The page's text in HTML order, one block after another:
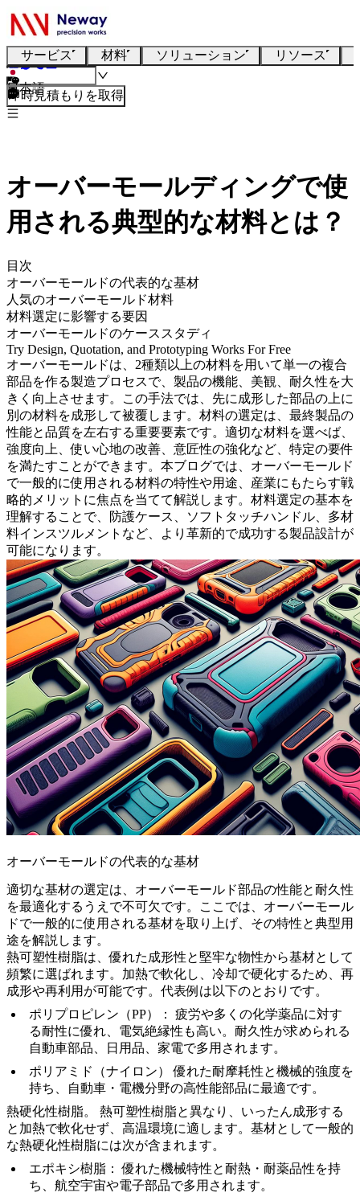
サービス 材料 ソリューション リソース
日本語
即時見積もりを取得
オーバーモールディングで使
用される典型的な材料とは？
目次
オーバーモールドの代表的な基材
人気のオーバーモールド材料
材料選定に影響する要因
オーバーモールドのケーススタディ
Try Design, Quotation, and Prototyping Works For Free
オーバーモールドは、2種類以上の材料を用いて単一の複合
部品を作る製造プロセスで、製品の機能、美観、耐久性を大
きく向上させます。この手法では、先に成形した部品の上に
別の材料を成形して被覆します。材料の選定は、最終製品の
性能と品質を左右する重要要素です。適切な材料を選べば、
強度向上、使い心地の改善、意匠性の強化など、特定の要件
を満たすことができます。本ブログでは、オーバーモールド
で一般的に使用される材料の特性や用途、産業にもたらす戦
略的メリットに焦点を当てて解説します。材料選定の基本を
理解することで、防護ケース、ソフトタッチハンドル、多材
料インスツルメントなど、より革新的で成功する製品設計が
可能になります。
オーバーモールドの代表的な基材
適切な基材の選定は、オーバーモールド部品の性能と耐久性
を最適化するうえで不可欠です。ここでは、オーバーモール
ドで一般的に使用される基材を取り上げ、その特性と典型用
途を解説します。
熱可塑性樹脂は、優れた成形性と堅牢な物性から基材として
頻繁に選ばれます。加熱で軟化し、冷却で硬化するため、再
成形や再利用が可能です。代表例は以下のとおりです。
ポリプロピレン（PP）
：
疲労や多くの化学薬品に対す
る耐性に優れ、電気絶縁性も高い。耐久性が求められる
自動車部品、日用品、家電で多用されます。
ポリアミド（ナイロン）
優れた耐摩耗性と機械的強度を
持ち、自動車・電機分野の高性能部品に最適です。
熱硬化性樹脂。 熱可塑性樹脂と異なり、いったん成形する
と加熱で軟化せず、高温環境に適します。基材として一般的
な熱硬化性樹脂には次が含まれます。
エポキシ樹脂： 優れた機械特性と耐熱・耐薬品性を持
ち、航空宇宙や電子部品で多用されます。